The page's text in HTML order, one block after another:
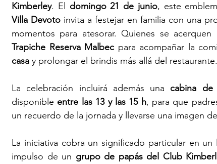
Kimberley. El domingo 21 de junio
Villa Devoto invita a festejar en familia con una
momentos para atesorar. Quienes se
Trapiche Reserva Malbec para acompañar la
casa y prolongar el brindis más allá del restaurante.
La celebración incluirá además una cabina
disponible entre las 13 y las 15 h, para que
un recuerdo de la jornada y llevarse una imagen
La iniciativa cobra un significado particular en
impulso de un grupo de papás del Club